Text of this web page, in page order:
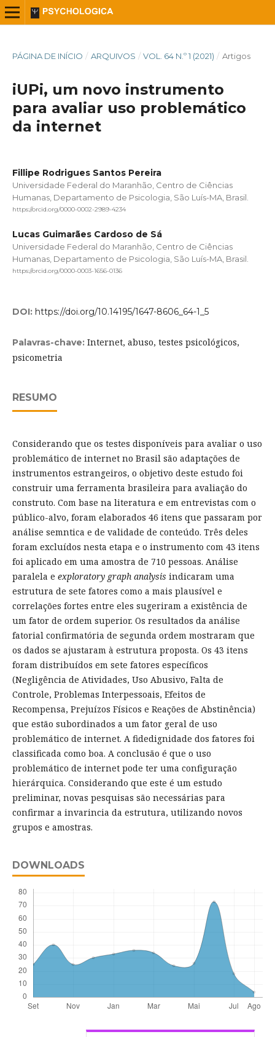
PÁGINA DE INÍCIO / ARQUIVOS / VOL. 64 N.º 1 (2021) / Artigos
iUPi, um novo instrumento
para avaliar uso problemático
da internet
Fillipe Rodrigues Santos Pereira
Universidade Federal do Maranhão, Centro de Ciências
Humanas, Departamento de Psicologia, São Luís-MA, Brasil.
https://orcid.org/0000-0002-2989-4234
Lucas Guimarães Cardoso de Sá
Universidade Federal do Maranhão, Centro de Ciências
Humanas, Departamento de Psicologia, São Luís-MA, Brasil.
https://orcid.org/0000-0003-1656-0136
DOI: https://doi.org/10.14195/1647-8606_64-1_5
Palavras-chave: Internet, abuso, testes psicológicos,
psicometria
RESUMO
Considerando que os testes disponíveis para avaliar o uso
problemático de internet no Brasil são adaptações de
instrumentos estrangeiros, o objetivo deste estudo foi
construir uma ferramenta brasileira para avaliação do
construto. Com base na literatura e em entrevistas com o
público-alvo, foram elaborados 46 itens que passaram por
análise semntica e de validade de conteúdo. Três deles
foram excluídos nesta etapa e o instrumento com 43 itens
foi aplicado em uma amostra de 710 pessoas. Análise
paralela e exploratory graph analysis indicaram uma
estrutura de sete fatores como a mais plausível e
correlações fortes entre eles sugeriram a existência de
um fator de ordem superior. Os resultados da análise
fatorial confirmatória de segunda ordem mostraram que
os dados se ajustaram à estrutura proposta. Os 43 itens
foram distribuídos em sete fatores específicos
(Negligência de Atividades, Uso Abusivo, Falta de
Controle, Problemas Interpessoais, Efeitos de
Recompensa, Prejuízos Físicos e Reações de Abstinência)
que estão subordinados a um fator geral de uso
problemático de internet. A fidedignidade dos fatores foi
classificada como boa. A conclusão é que o uso
problemático de internet pode ter uma configuração
hierárquica. Considerando que este é um estudo
preliminar, novas pesquisas são necessárias para
confirmar a invarincia da estrutura, utilizando novos
grupos e amostras.
DOWNLOADS